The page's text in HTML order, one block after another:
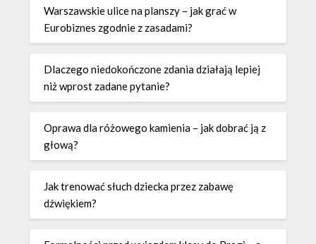
Warszawskie ulice na planszy – jak grać w
Eurobiznes zgodnie z zasadami?
Dlaczego niedokończone zdania działają lepiej
niż wprost zadane pytanie?
Oprawa dla różowego kamienia – jak dobrać ją z
głową?
Jak trenować słuch dziecka przez zabawę
dźwiękiem?